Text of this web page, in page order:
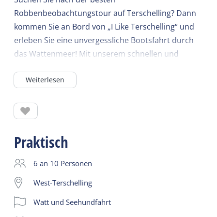
Robbenbeobachtungstour auf Terschelling? Dann
kommen Sie an Bord von „I Like Terschelling“ und
erleben Sie eine unvergessliche Bootsfahrt durch
das Wattenmeer! Mit unserem schnellen und
Skipper Douwe vom Hafen West-Terschellings
Sandbänken zwischen Terschelling und Vlieland.
Auf dieser exklusiven Tour erleben Sie das
Inselgefühl hautnah. Wir fahren zu den Stellen, wo
die Robben sonnenbaden, schlafen und spielen.
Neugierig wie sie sind, schwimmen sie regelmäßig
bis ans Boot heran – ein magischer Moment für
Jung und Alt! Unterwegs erzählt Douwe begeistert
Weiterlesen
Praktisch
6 an 10 Personen
West-Terschelling
Watt und Seehundfahrt